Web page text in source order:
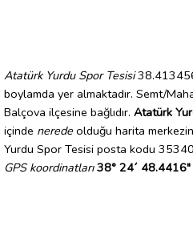
Atatürk Yurdu Spor Tesisi
boylamda yer almaktadır. Semt/
Balçova ilçesine bağlıdır. Atatürk
içinde nerede olduğu harita
Yurdu Spor Tesisi posta kodu
GPS koordinatları 38° 24´